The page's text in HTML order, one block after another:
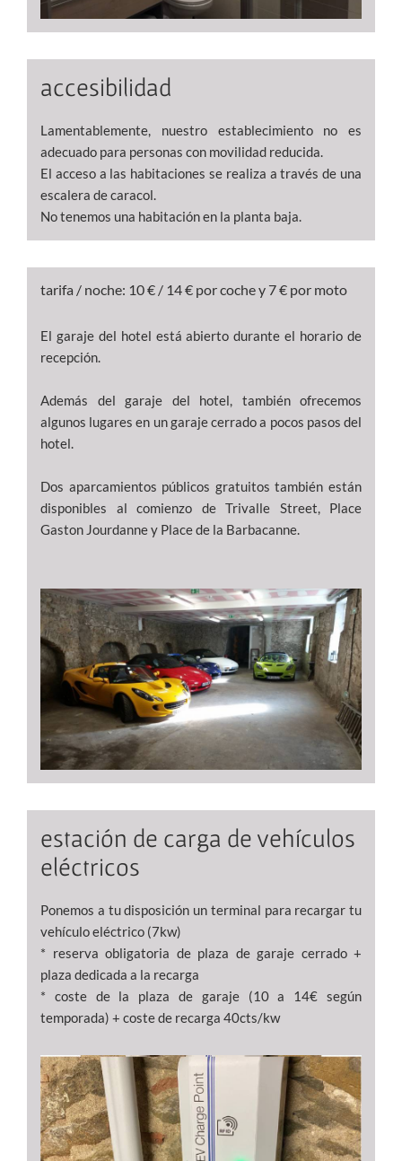
accesibilidad
Lamentablemente, nuestro establecimiento no es
adecuado para personas con movilidad reducida.
El acceso a las habitaciones se realiza a través de una
escalera de caracol.
No tenemos una habitación en la planta baja.
tarifa / noche: 10 € / 14 € por coche y 7 € por moto
El garaje del hotel está abierto durante el horario de
recepción.
Además del garaje del hotel, también ofrecemos
algunos lugares en un garaje cerrado a pocos pasos del
hotel.
Dos aparcamientos públicos gratuitos también están
disponibles al comienzo de Trivalle Street, Place
Gaston Jourdanne y Place de la Barbacanne.
estación de carga de vehículos
eléctricos
Ponemos a tu disposición un terminal para recargar tu
vehículo eléctrico (7kw)
* reserva obligatoria de plaza de garaje cerrado +
plaza dedicada a la recarga
* coste de la plaza de garaje (10 a 14€ según
temporada) + coste de recarga 40cts/kw